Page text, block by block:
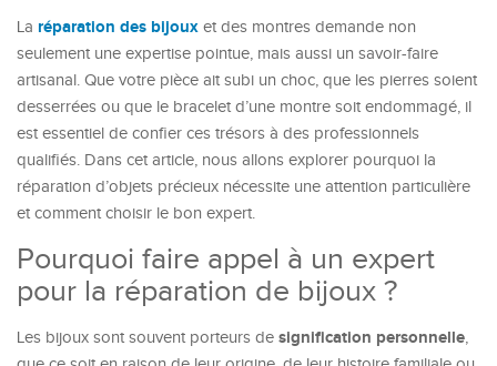
La réparation des bijoux et des montres demande non
seulement une expertise pointue, mais aussi un savoir-faire
artisanal. Que votre pièce ait subi un choc, que les pierres soient
desserrées ou que le bracelet d’une montre soit endommagé, il
est essentiel de confier ces trésors à des professionnels
qualifiés. Dans cet article, nous allons explorer pourquoi la
réparation d’objets précieux nécessite une attention particulière
et comment choisir le bon expert.
Pourquoi faire appel à un expert
pour la réparation de bijoux ?
Les bijoux sont souvent porteurs de signification personnelle,